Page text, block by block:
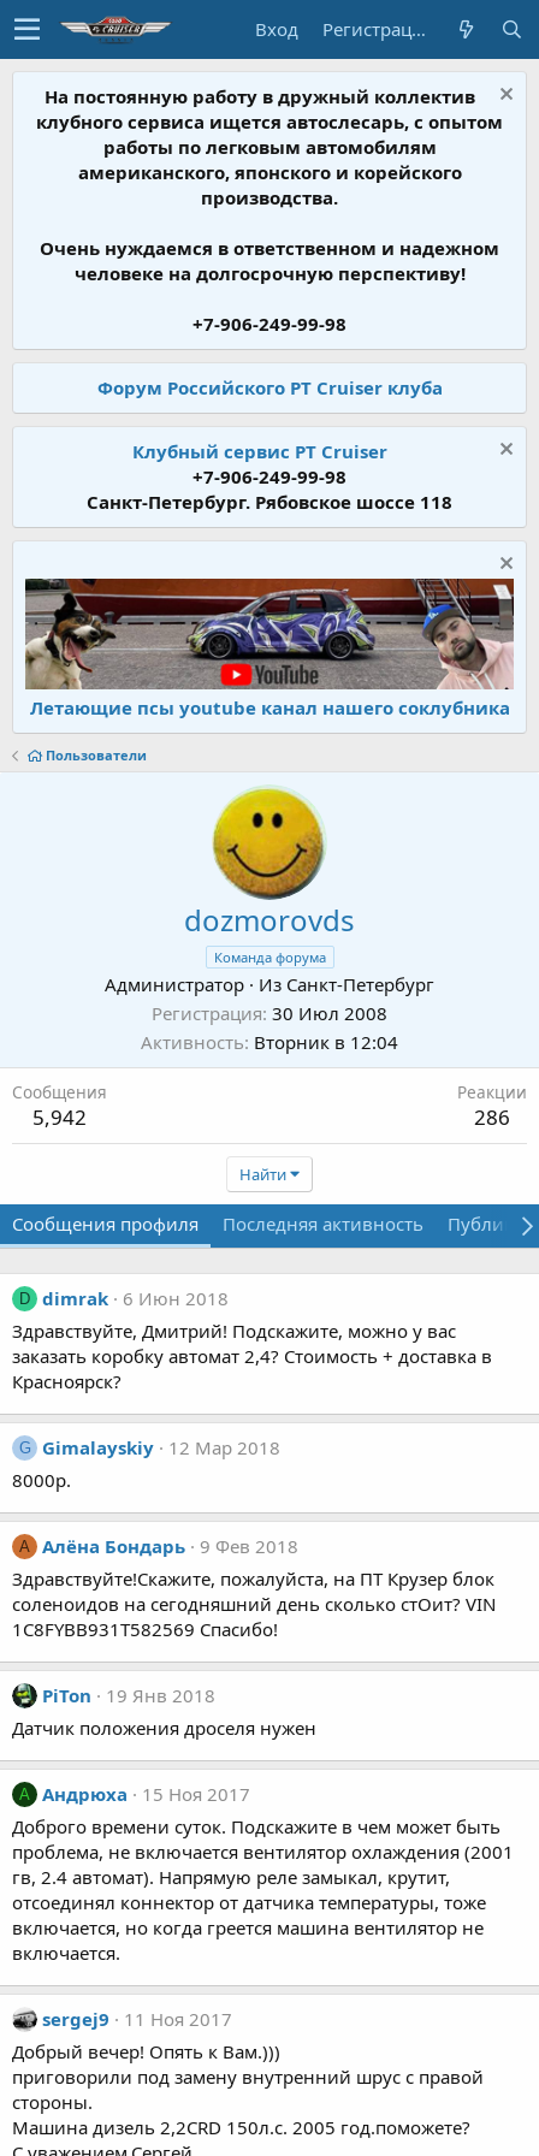
Вход Регистрация
На постоянную работу в дружный коллектив
клубного сервиса ищется автослесарь, с опытом
работы по легковым автомобилям
американского, японского и корейского
производства.
Очень нуждаемся в ответственном и надежном
человеке на долгосрочную перспективу!
+7-906-249-99-98
Форум Российского PT Cruiser клуба
Клубный сервис PT Cruiser
+7-906-249-99-98
Санкт-Петербург. Рябовское шоссе 118
Летающие псы youtube канал нашего соклубника
Пользователи
dozmorovds
Команда форума
Администратор · Из Санкт-Петербург
Регистрация 30 Июл 2008
Активность Вторник в 12:04
Сообщения
5,942
Реакции
286
Найти
Сообщения профиля Последняя активность
D dimrak
6 Июн 2018
Здравствуйте, Дмитрий! Подскажите, можно у вас
заказать коробку автомат 2,4? Стоимость + доставка в
Красноярск?
G Gimalayskiy
12 Мар 2018
8000р.
А Алёна Бондарь
9 Фев 2018
Здравствуйте!Скажите, пожалуйста, на ПТ Крузер блок
соленоидов на сегодняшний день сколько стОит? VIN
1C8FYBB931T582569 Спасибо!
PiTon
19 Янв 2018
Датчик положения дроселя нужен
А Андрюха
15 Ноя 2017
Доброго времени суток. Подскажите в чем может быть
проблема, не включается вентилятор охлаждения (2001
гв, 2.4 автомат). Напрямую реле замыкал, крутит,
отсоединял коннектор от датчика температуры, тоже
включается, но когда греется машина вентилятор не
включается.
sergej9
11 Ноя 2017
Добрый вечер! Опять к Вам.)))
приговорили под замену внутренний шрус с правой
стороны.
Машина дизель 2,2CRD 150л.с. 2005 год.поможете?